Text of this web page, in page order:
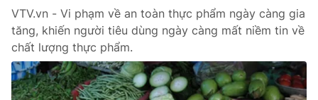
VTV.vn - Vi phạm về an toàn thực phẩm ngày càng gia
tăng, khiến người tiêu dùng ngày càng mất niềm tin về
chất lượng thực phẩm.